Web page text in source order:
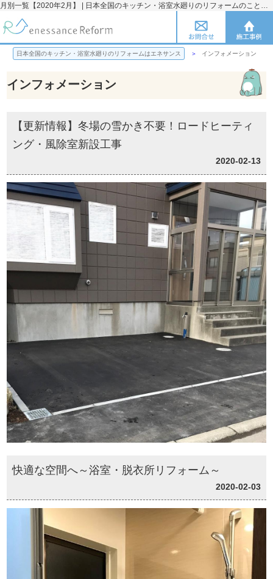
月別一覧【2020年2月】 | 日本全国のキッチン・浴室水廻りのリフォームのことならエネサンス
日本全国のキッチン・浴室水廻りのリフォームはエネサンス インフォメーション
インフォメーション
【更新情報】冬場の雪かき不要！ロードヒーティ
ング・風除室新設工事
2020-02-13
快適な空間へ～浴室・脱衣所リフォーム～
2020-02-03